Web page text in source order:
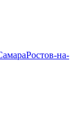
Ростов-на-